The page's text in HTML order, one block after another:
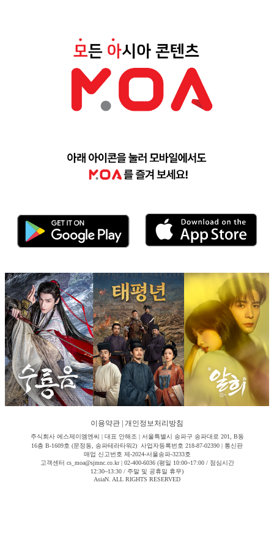
이용약관 개인정보처리방침
주식회사 에스제이엠엔씨 | 대표 안해조 | 서울특별시 송파구 송파대로 201, B동
16층 B-1609호 (문정동, 송파테라타워2) 사업자등록번호 218-87-02390 | 통신판
매업 신고번호 제-2024-서울송파-3233호
고객센터 cs_moa@sjmnc.co.kr | 02-400-6036 (평일 10:00~17:00 / 점심시간
12:30~13:30 / 주말 및 공휴일 휴무)
AsiaN. ALL RIGHTS RESERVED